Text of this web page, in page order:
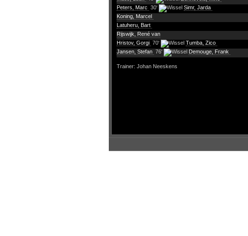
Peters, Marc 30'
Simr, Jarda
Koning, Marcel
Latuheru, Bart
Rijswijk, René van
Hristov, Gorgi 70'
Tumba, Zico
Jansen, Stefan 76' Demouge, Frank
Trainer: Johan Neeskens